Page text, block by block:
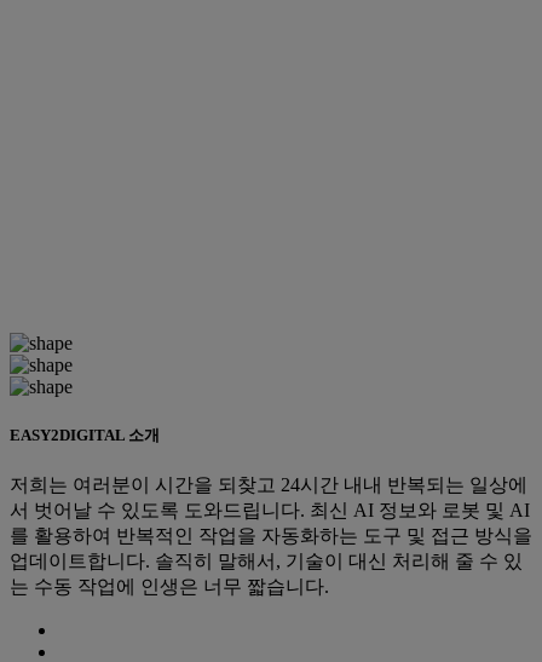
EASY2DIGITAL 소개
저희는 여러분이 시간을 되찾고 24시간 내내 반복되는 일상에
서 벗어날 수 있도록 도와드립니다. 최신 AI 정보와 로봇 및 AI
를 활용하여 반복적인 작업을 자동화하는 도구 및 접근 방식을
업데이트합니다. 솔직히 말해서, 기술이 대신 처리해 줄 수 있
는 수동 작업에 인생은 너무 짧습니다.